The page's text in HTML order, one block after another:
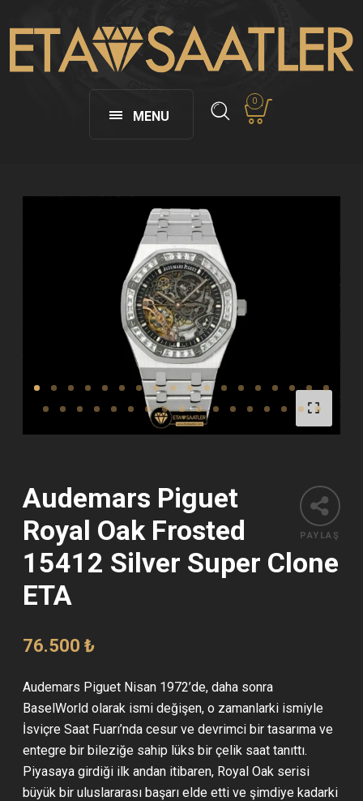
MENU
0
PAYLAŞ
Audemars Piguet
Royal Oak Frosted
15412 Silver Super Clone
ETA
76.500₺
Audemars Piguet Nisan 1972’de, daha sonra
BaselWorld olarak ismi değişen, o zamanlarki ismiyle
İsviçre Saat Fuarı’nda cesur ve devrimci bir tasarıma ve
entegre bir bileziğe sahip lüks bir çelik saat tanıttı.
Piyasaya girdiği ilk andan itibaren, Royal Oak serisi
büyük bir uluslararası başarı elde etti ve şimdiye kadarki